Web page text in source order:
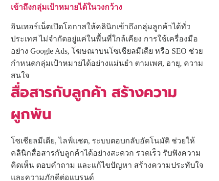
เข้าถึงกลุ่มเป้าหมายได้ในวงกว้าง
อินเทอร์เน็ตเปิดโอกาสให้คลินิกเข้าถึงกลุ่มลูกค้าได้ทั่ว
ประเทศ ไม่จำกัดอยู่แค่ในพื้นที่ใกล้เคียง การใช้เครื่องมือ
อย่าง Google Ads, โฆษณาบนโซเชียลมีเดีย หรือ SEO ช่วย
กำหนดกลุ่มเป้าหมายได้อย่างแม่นยำ ตามเพศ, อายุ, ความ
สนใจ
สื่อสารกับลูกค้า สร้างความ
ผูกพัน
โซเชียลมีเดีย, ไลฟ์แชต, ระบบตอบกลับอัตโนมัติ ช่วยให้
คลินิกสื่อสารกับลูกค้าได้อย่างสะดวก รวดเร็ว รับฟังความ
คิดเห็น ตอบคำถาม และแก้ไขปัญหา สร้างความประทับใจ
และความภักดีต่อแบรนด์